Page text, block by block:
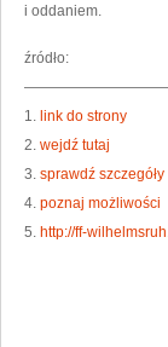
i oddaniem.
źródło:
1. link do strony
2. wejdź tutaj
3. sprawdź szczegóły
4. poznaj możliwości
5. http://ff-